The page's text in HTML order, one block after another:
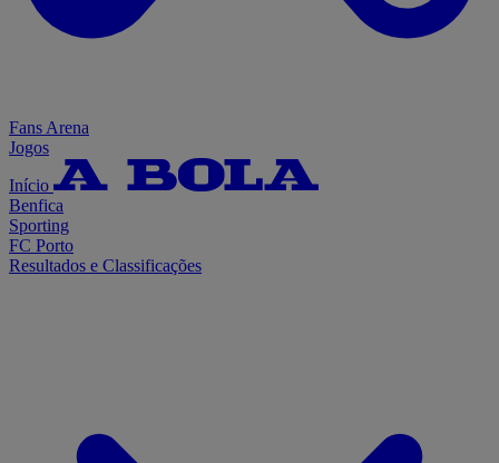
Fans Arena
Jogos
Início
Benfica
Sporting
FC Porto
Resultados e Classificações